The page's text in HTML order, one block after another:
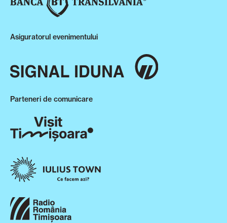
Asiguratorul evenimentului
Parteneri de comunicare